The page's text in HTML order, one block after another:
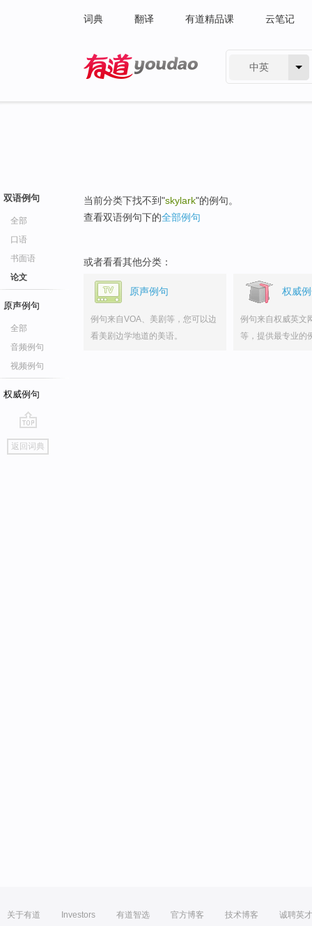
词典 翻译 有道精品课 云笔记
中英
双语例句
全部
口语
书面语
论文
原声例句
全部
音频例句
视频例句
权威例句
go
top
返回词典
当前分类下找不到"skylark"的例句。
查看双语例句下的全部例句
或者看看其他分类：
原声例句
例句来自VOA、美剧等，您可以边
看美剧边学地道的美语。
权威
例句来自权威英文
等，提供最专业的
关于有道 Investors 有道智选 官方博客 技术博客 诚聘英才